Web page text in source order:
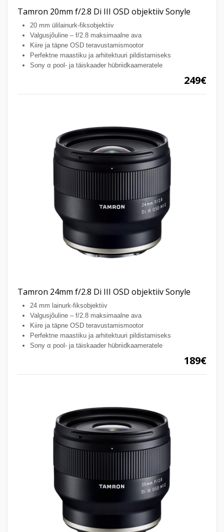
Tamron 20mm f/2.8 Di III OSD objektiiv Sonyle
20 mm ülilainurk-fiksobjektiiv
Valgusjõuline – f/2.8 maksimaalne ava
Kiire ja täpne OSD teravustamismootor
Perfektne maastiku ja arhitektuuri pildistamiseks
Sony α pool- ja täiskaader hübriidkaameratele
249€
Tamron 24mm f/2.8 Di III OSD objektiiv Sonyle
24 mm lainurk-fiksobjektiiv
Valgusjõuline – f/2.8 maksimaalne ava
Kiire ja täpne OSD teravustamismootor
Perfektne maastiku ja arhitektuuri pildistamiseks
Sony α pool- ja täiskaader hübriidkaameratele
189€